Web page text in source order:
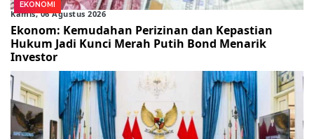
EKONOMI
Kamis, 06 Agustus 2026
Ekonom: Kemudahan Perizinan dan Kepastian
Hukum Jadi Kunci Merah Putih Bond Menarik
Investor